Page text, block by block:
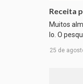
Receita
Muitos
lo. O
25 de